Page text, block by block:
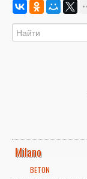
Milano
BETON